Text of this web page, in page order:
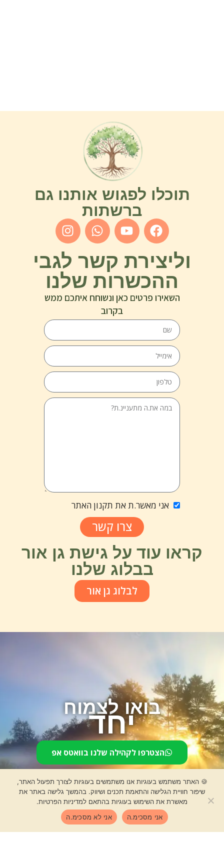
תוכלו לפגוש אותנו גם
ברשתות
וליצירת קשר לגבי
ההכשרות שלנו
השאירו פרטים כאן ונשוחח איתכם ממש
בקרוב
אני מאשר.ת את תקנון האתר
צרו קשר
קראו עוד על גישת גן אור
בבלוג שלנו
לבלוג גן אור
בואו לצמוח
יחד
הצטרפו לקהילה שלנו בוואטס אפ
🍪 האתר משתמש בעוגיות אנו משתמשים בעוגיות לצורך תפעול האתר,
שיפור חוויית הגלישה והתאמת תכנים ושיווק. בהמשך גלישה באתר את
מאשרת את השימוש בעוגיות בהתאם למדיניות הפרטיות.
אני מסכימ.ה
אני לא מסכימ.ה